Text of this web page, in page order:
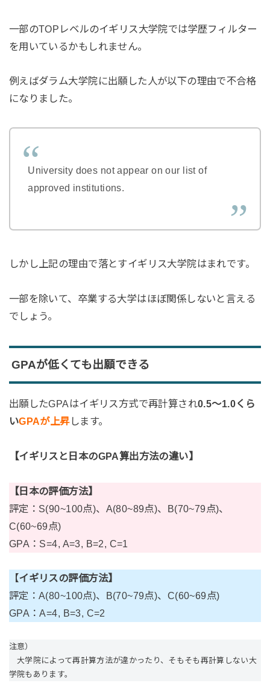
一部のTOPレベルのイギリス大学院では学歴フィルター
を用いているかもしれません。
例えばダラム大学院に出願した人が以下の理由で不合格
になりました。
University does not appear on our list of
approved institutions.
しかし上記の理由で落とすイギリス大学院はまれです。
一部を除いて、卒業する大学はほぼ関係しないと言える
でしょう。
GPAが低くても出願できる
出願したGPAはイギリス方式で再計算され0.5〜1.0くら
いGPAが上昇します。
【イギリスと日本のGPA算出方法の違い】
【日本の評価方法】
評定：S(90~100点)、A(80~89点)、B(70~79点)、
C(60~69点)
GPA：S=4, A=3, B=2, C=1
【イギリスの評価方法】
評定：A(80~100点)、B(70~79点)、C(60~69点)
GPA：A=4, B=3, C=2
注意）
大学院によって再計算方法が違かったり、そもそも再計算しない大
学院もあります。